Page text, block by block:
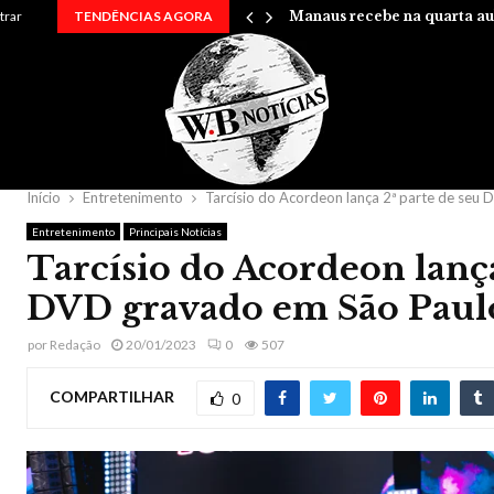
TENDÊNCIAS AGORA
em uma… Manaus recebe na quarta
Início Entretenimento Tarcísio do Acordeon lança 2ª parte de seu
Entretenimento Principais Notícias
Tarcísio do Acordeon
DVD gravado em São
por Redação 20/01/2023 0 507
COMPARTILHAR 0